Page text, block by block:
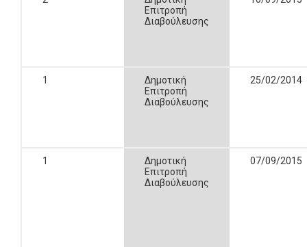
Επιτροπή
Διαβούλευσης
1
Δημοτική
Επιτροπή
Διαβούλευσης
25/02/2014
1
Δημοτική
Επιτροπή
Διαβούλευσης
07/09/2015